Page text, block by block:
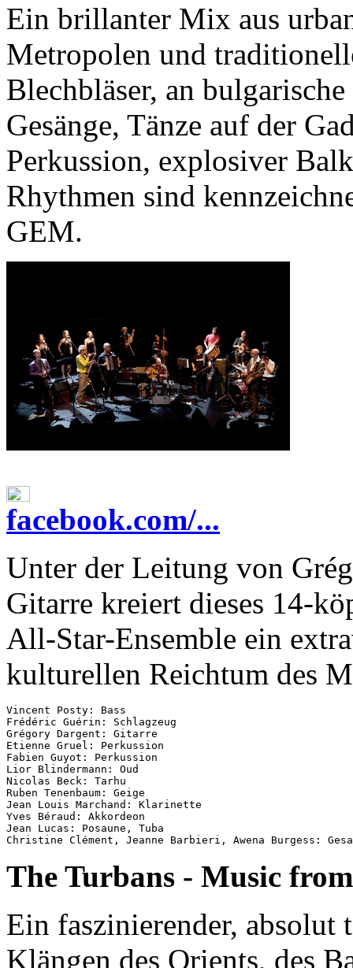
Ein brillanter Mix aus
Metropolen und
Blechbläser, an
Gesänge, Tänze auf der
Perkussion, explosiver
Rhythmen sind
GEM.
facebook.com/...
Unter der Leitung von
Gitarre kreiert dieses 14-
All-Star-Ensemble ein
kulturellen Reichtum des
Vincent Posty: Bass
Frédéric Guérin: Schlagzeug
Grégory Dargent: Gitarre
Etienne Gruel: Perkussion
Fabien Guyot: Perkussion
Lior Blindermann: Oud
Nicolas Beck: Tarhu
Ruben Tenenbaum: Geige
Jean Louis Marchand: Klarinette
Yves Béraud: Akkordeon
Jean Lucas: Posaune, Tuba
The Turbans - Music
Ein faszinierender, absolut
Klängen des Orients, des